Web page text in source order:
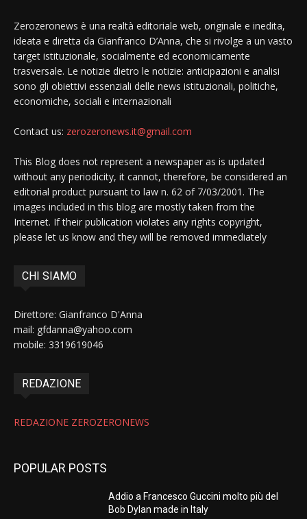
Zerozeronews è una realtà editoriale web, originale e inedita,
ideata e diretta da Gianfranco D’Anna, che si rivolge a un vasto
target istituzionale, socialmente ed economicamente
trasversale. Le notizie dietro le notizie: anticipazioni e analisi
sono gli obiettivi essenziali delle news istituzionali, politiche,
economiche, sociali e internazionali
Contact us: zerozeronews.it@gmail.com
This Blog does not represent a newspaper as is updated
without any periodicity, it cannot, therefore, be considered an
editorial product pursuant to law n. 62 of 7/03/2001. The
images included in this blog are mostly taken from the
Internet. If their publication violates any rights copyright,
please let us know and they will be removed immediately
CHI SIAMO
Direttore: Gianfranco D'Anna
mail: gfdanna@yahoo.com
mobile: 3319619046
REDAZIONE
REDAZIONE ZEROZERONEWS
POPULAR POSTS
Addio a Francesco Guccini molto più del
Bob Dylan made in Italy